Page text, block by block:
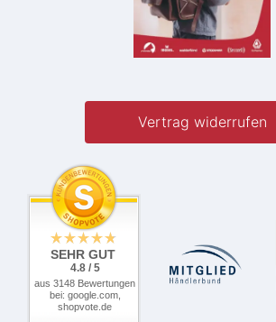
Vertrag widerrufen
SEHR GUT
4.8 / 5
aus 3148 Bewertungen
bei: google.com,
shopvote.de